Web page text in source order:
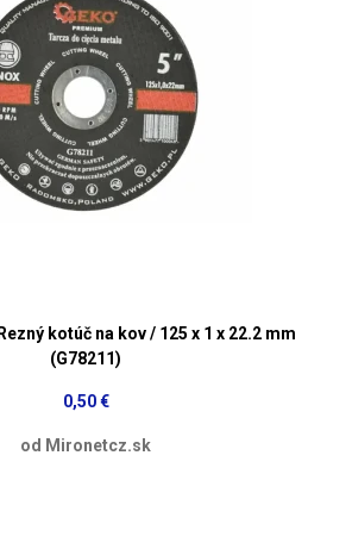
kotúč na kov / 125 x 1 x 22.2 mm
(G78211)
0,50 €
od Mironetcz.sk